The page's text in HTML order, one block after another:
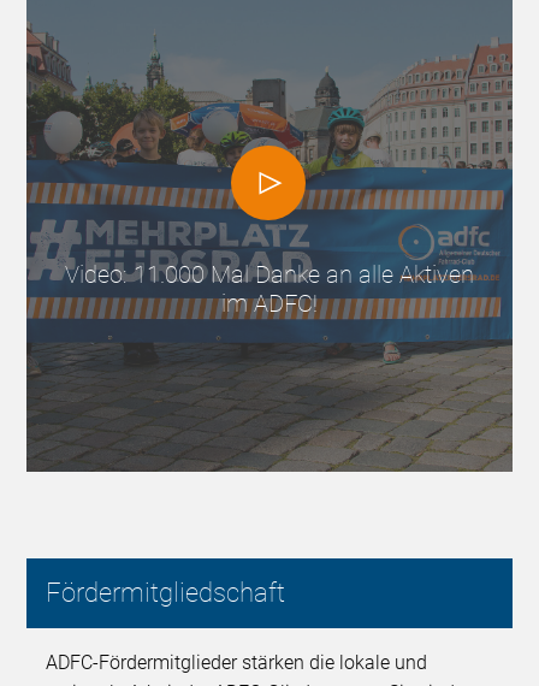
Video: 11.000 Mal Danke an alle Aktiven
im ADFC!
Fördermitgliedschaft
ADFC-Fördermitglieder stärken die lokale und